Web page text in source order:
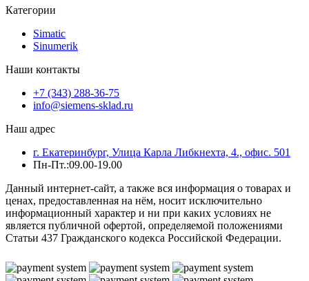
Категории
Simatic
Sinumerik
Наши контакты
+7 (343) 288-36-75
info@siemens-sklad.ru
Наш адрес
г. Екатеринбург, Улица Карла Либкнехта, 4., офис. 501
Пн-Пт.:09.00-19.00
Данный интернет-сайт, а также вся информация о товарах и
ценах, предоставленная на нём, носит исключительно
информационный характер и ни при каких условиях не
является публичной офертой, определяемой положениями
Статьи 437 Гражданского кодекса Российской Федерации.